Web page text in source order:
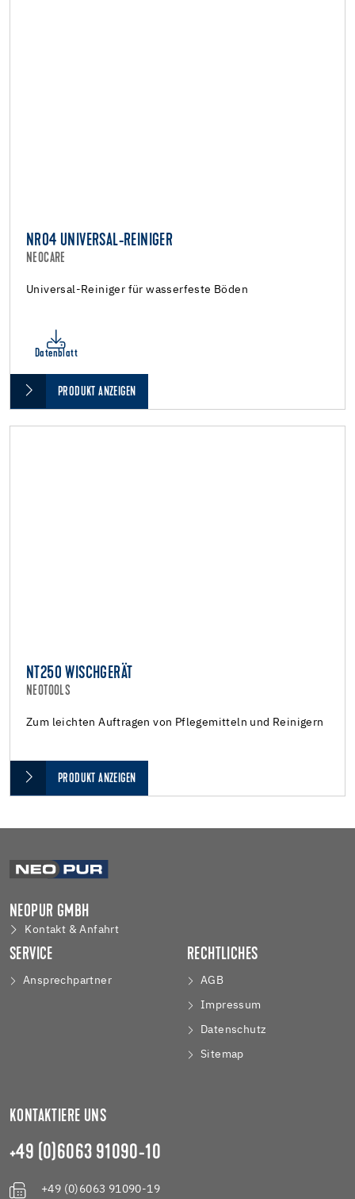
NR04 UNIVERSAL-REINIGER
NEOCARE
Universal-Reiniger für wasserfeste Böden
Datenblatt
PRODUKT ANZEIGEN
NT250 WISCHGERÄT
NEOTOOLS
Zum leichten Auftragen von Pflegemitteln und Reinigern
PRODUKT ANZEIGEN
NEOPUR GMBH
Kontakt & Anfahrt
SERVICE
Ansprechpartner
RECHTLICHES
AGB
Impressum
Datenschutz
Sitemap
KONTAKTIERE UNS
+49 (0)6063 91090-10
+49 (0)6063 91090-19